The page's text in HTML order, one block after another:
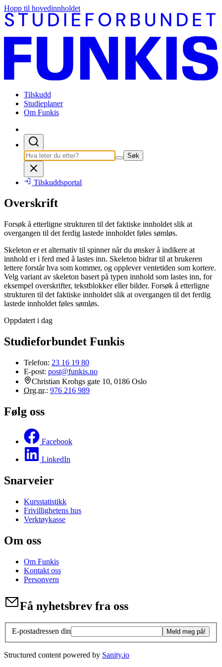
Hopp til hovedinnholdet
Tilskudd
Studieplaner
Om Funkis
Søk
Tilskuddsportal
Overskrift
Forsøk å etterligne strukturen til det faktiske innholdet slik at
overgangen til det ferdig lastede innholdet føles sømløs.
Skeleton er et alternativ til spinner når du ønsker å indikere at
innhold er i ferd med å lastes inn. Skeleton bidrar til at brukeren
lettere forstår hva som kommer, og opplever ventetiden som kortere.
Velg variant av skeleton basert på typen innhold som lastes inn, for
eksempel overskrifter, tekstblokker eller bilder. Forsøk å etterligne
strukturen til det faktiske innholdet slik at overgangen til det ferdig
lastede innholdet føles sømløs.
Oppdatert i dag
Studieforbundet Funkis
Telefon: 23 16 19 80
E-post: post@funkis.no
Christian Krohgs gate 10, 0186 Oslo
Org.nr.: 976 216 989
Følg oss
Facebook
LinkedIn
Snarveier
Kursstatistikk
Frivillighetens hus
Verktøykasse
Om oss
Om Funkis
Kontakt oss
Personvern
Få nyhetsbrev fra oss
E-postadressen din Meld meg på!
Structured content powered by Sanity.io